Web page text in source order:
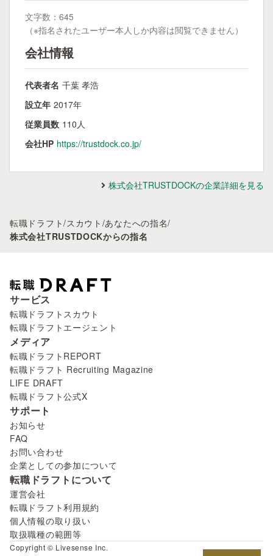
文字数：645
（※指名されたユーザー本人しか内容は閲覧できません）
会社情報
代表者名 千葉 孝浩
設立年 2017年
従業員数 110人
会社HP https://trustdock.co.jp/
株式会社TRUSTDOCKの企業詳細を見る
転職ドラフト/スカウト /あなたへの指名/
株式会社TRUSTDOCKからの指名
サービス
転職ドラフトスカウト
転職ドラフトエージェント
メディア
転職ドラフトREPORT
転職ドラフト Recruiting Magazine
LIFE DRAFT
転職ドラフト公式X
サポート
お知らせ
FAQ
お問い合わせ
企業としての参加について
転職ドラフトについて
運営会社
転職ドラフト利用規約
個人情報の取り扱い
取扱職種の範囲等
Copyright © Livesense Inc.